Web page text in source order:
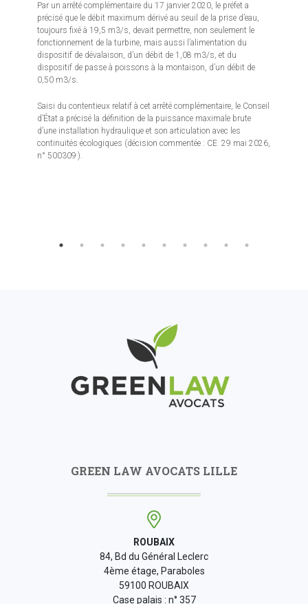
Par un arrêté complémentaire du 17 janvier 2020, le préfet a
précisé que le débit maximum dérivé au seuil de la prise d’eau,
toujours fixé à 19,5 m3/s, devait permettre, non seulement le
fonctionnement de la turbine, mais aussi l’alimentation du
dispositif de dévalaison, d’un débit de 1,08 m3/s, et du
dispositif de passe à poissons à la montaison, d’un débit de
0,50 m3/s.
Saisi du contentieux relatif à cet arrêté complémentaire, le Conseil
d’État a précisé la définition de la puissance maximale brute
d’une installation hydraulique et son articulation avec les
continuités écologiques (décision commentée : CE 29 mai 2026,
n° 500309 ).
GREEN LAW AVOCATS LILLE
ROUBAIX
84, Bd du Général Leclerc
4ème étage, Paraboles
59100 ROUBAIX
Case palais : n° 357